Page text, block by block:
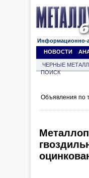
Информационно-
НОВОСТИ
ЧЕРНЫЕ
ПОИСК
Объявления по